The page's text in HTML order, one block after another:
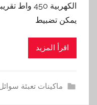
الكهربية
يمكن تضبيط
اقرأ المزيد
ماكينات تعبئة